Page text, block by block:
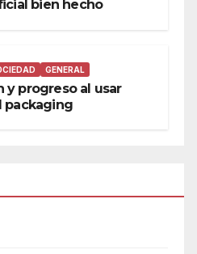
bien hecho
GENERAL
y progreso al usar
packaging